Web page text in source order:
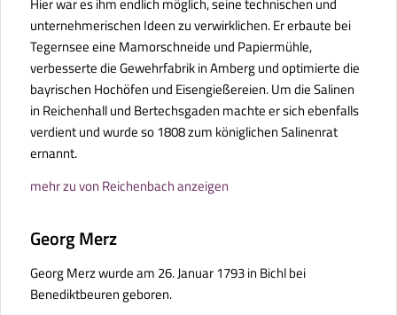
Hier war es ihm endlich möglich, seine technischen und
unternehmerischen Ideen zu verwirklichen. Er erbaute bei
Tegernsee eine Mamorschneide und Papiermühle,
verbesserte die Gewehrfabrik in Amberg und optimierte die
bayrischen Hochöfen und Eisengießereien. Um die Salinen
in Reichenhall und Bertechsgaden machte er sich ebenfalls
verdient und wurde so 1808 zum königlichen Salinenrat
ernannt.
mehr zu von Reichenbach anzeigen
Georg Merz
Georg Merz wurde am 26. Januar 1793 in Bichl bei
Benediktbeuren geboren.